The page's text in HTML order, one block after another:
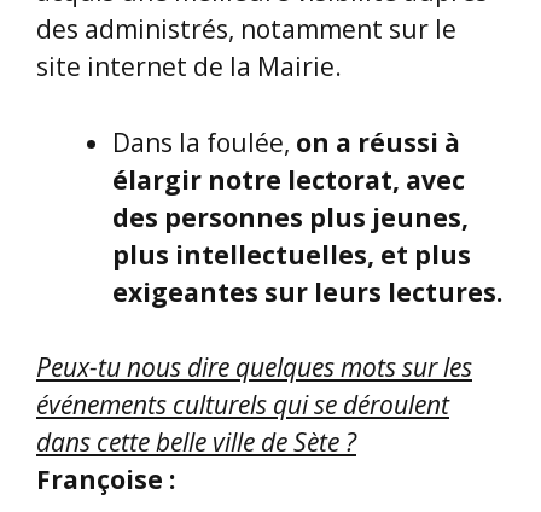
Dans la foulée,on a réussi à
élargir notre lectorat, avec
plus intellectuelles, et plus
exigeantes sur leurs lectures.
Peux-tu nous dire quelques mots sur les
événements culturels qui se déroulent
dans cette belle ville de Sète ?
Françoise :